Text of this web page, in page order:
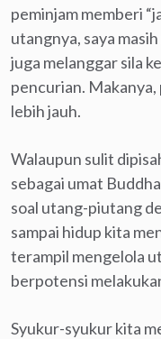
peminjam memberi
utangnya, saya
juga melanggar sila
pencurian.
lebih jauh.
Walaupun sulit
sebagai umat
soal utang-piutang
sampai hidup kita
terampil mengelola
berpotensi
Syukur-syukur kita